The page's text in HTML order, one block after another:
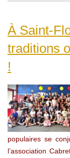
À Saint-
traditions
!
populaires se
l’association